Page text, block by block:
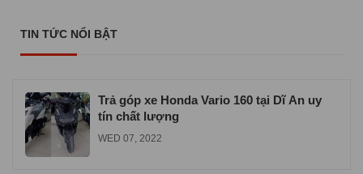
TIN TỨC NỔI BẬT
Trả góp xe Honda Vario 160 tại Dĩ An uy
tín chất lượng
WED 07, 2022